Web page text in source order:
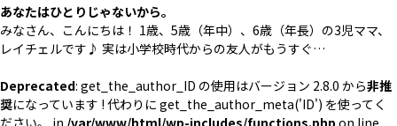
あなたはひとりじゃないから。
みなさん、こんにちは！ 1歳、5歳（年中）、6歳（年長）の3児ママ、
レイチェルです♪ 実は小学校時代からの友人がもうすぐ…
Deprecated: get_the_author_ID の使用はバージョン 2.8.0 から非推
奨になっています ! 代わりに get_the_author_meta('ID') を使ってく